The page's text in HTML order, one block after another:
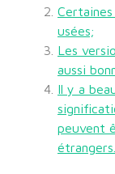
usées;
Les
aussi
Il y a
peuvent
étrangers.